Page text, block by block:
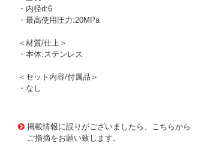
・内径d:6
・最高使用圧力:20MPa
＜材質/仕上＞
・本体:ステンレス
＜セット内容/付属品＞
・なし
掲載情報に誤りがございましたら、こちらから
ご指摘をお願い致します。